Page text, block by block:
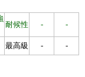
耐候性 - -
最高級 - -